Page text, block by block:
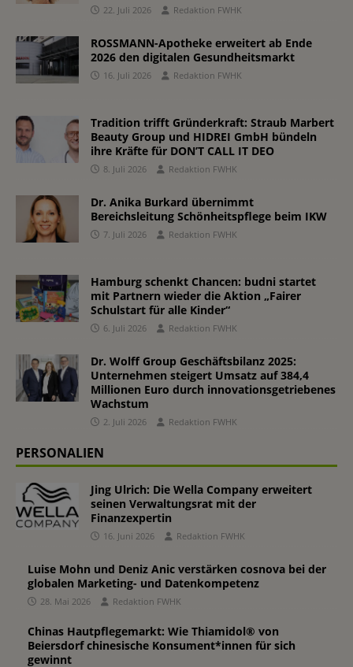
22. Juli 2026 Redaktion FWHK
ROSSMANN-Apotheke erweitert ab Ende
2026 den digitalen Gesundheitsmarkt
16. Juli 2026 Redaktion FWHK
Tradition trifft Gründerkraft: Straub Marbert
Beauty Group und HIDREI GmbH bündeln
ihre Kräfte für DON’T CALL IT DEO
8. Juli 2026 Redaktion FWHK
Dr. Anika Burkard übernimmt
Bereichsleitung Schönheitspflege beim IKW
7. Juli 2026 Redaktion FWHK
Hamburg schenkt Chancen: budni startet
mit Partnern wieder die Aktion „Fairer
Schulstart für alle Kinder“
6. Juli 2026 Redaktion FWHK
Dr. Wolff Group Geschäftsbilanz 2025:
Unternehmen steigert Umsatz auf 384,4
Millionen Euro durch innovationsgetriebenes
Wachstum
2. Juli 2026 Redaktion FWHK
PERSONALIEN
Jing Ulrich: Die Wella Company erweitert
seinen Verwaltungsrat mit der
Finanzexpertin
16. Juni 2026 Redaktion FWHK
Luise Mohn und Deniz Anic verstärken cosnova bei der
globalen Marketing- und Datenkompetenz
28. Mai 2026 Redaktion FWHK
Chinas Hautpflegemarkt: Wie Thiamidol® von
Beiersdorf chinesische Konsument*innen für sich
gewinnt